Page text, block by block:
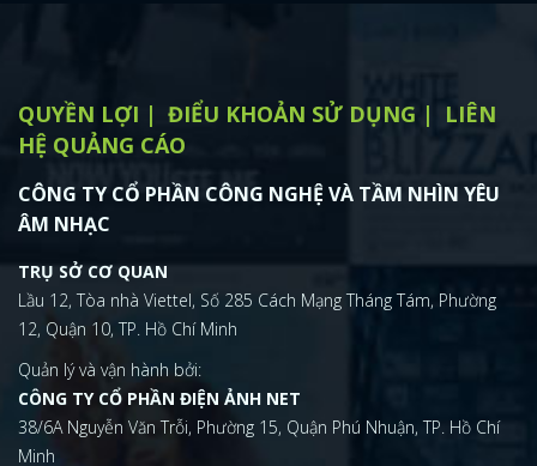
QUYỀN LỢI ĐIỂU KHOẢN SỬ DỤNG
LIÊN
HỆ QUẢNG CÁO
CÔNG TY CỔ PHẦN CÔNG NGHỆ VÀ TẦM NHÌN YÊU
ÂM NHẠC
TRỤ SỞ CƠ QUAN
Lầu 12, Tòa nhà Viettel, Số 285 Cách Mạng Tháng Tám, Phường
12, Quận 10, TP. Hồ Chí Minh
Quản lý và vận hành bởi:
CÔNG TY CỔ PHẦN ĐIỆN ẢNH NET
38/6A Nguyễn Văn Trỗi, Phường 15, Quận Phú Nhuận, TP. Hồ Chí
Minh